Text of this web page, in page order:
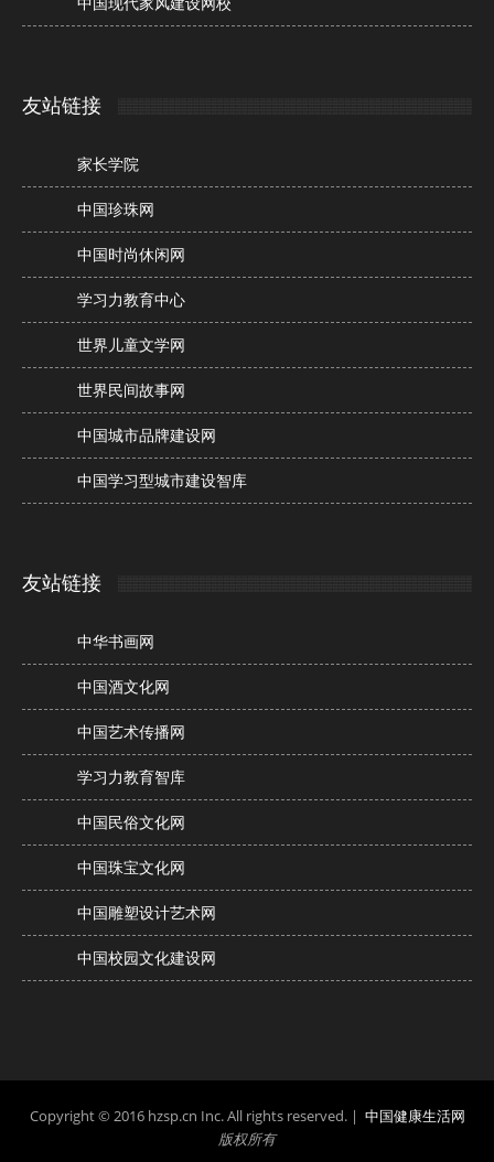
友站链接
家长学院
中国珍珠网
中国时尚休闲网
学习力教育中心
世界儿童文学网
世界民间故事网
中国城市品牌建设网
中国学习型城市建设智库
友站链接
中华书画网
中国酒文化网
中国艺术传播网
学习力教育智库
中国民俗文化网
中国珠宝文化网
中国雕塑设计艺术网
中国校园文化建设网
Copyright © 2016 hzsp.cn Inc. All rights reserved. | 中国健康生活网
版权所有